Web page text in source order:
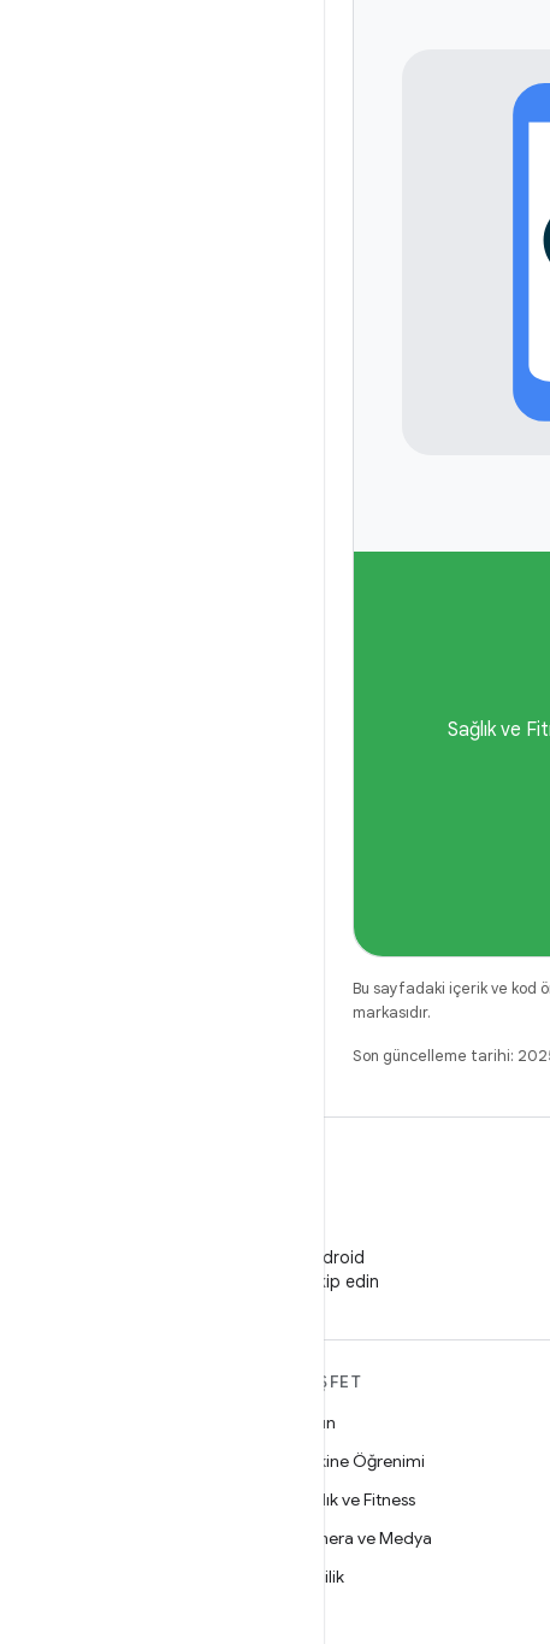
Sağlık ve
Bu sayfadaki içerik ve kod
markasıdır.
Son güncelleme tarihi:
WeChat'te Android
Developers'ı takip edin
KEŞFET
Oyun
Makine Öğrenimi
Sağlık ve Fitness
Kamera ve Medya
Gizlilik